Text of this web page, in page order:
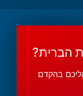
הברית?
בהקדם